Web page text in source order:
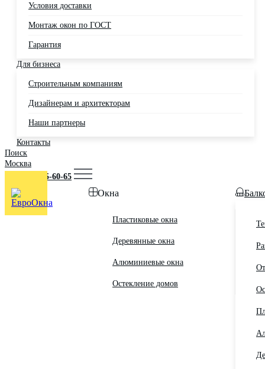
Условия доставки
Монтаж окон по ГОСТ
Гарантия
Для бизнеса
Строительным компаниям
Дизайнерам и архитекторам
Наши партнеры
Контакты
Поиск
Москва
+7 (495) 725-60-65
Окна
Пластиковые окна
Деревянные окна
Алюминиевые окна
Остекление домов